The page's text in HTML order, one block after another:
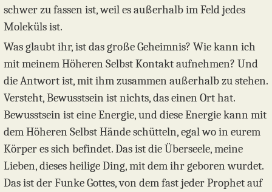
schwer zu fassen ist, weil es außerhalb im Feld jedes
Moleküls ist.
Was glaubt ihr, ist das große Geheimnis? Wie kann ich
mit meinem Höheren Selbst Kontakt aufnehmen? Und
die Antwort ist, mit ihm zusammen außerhalb zu stehen.
Versteht, Bewusstsein ist nichts, das einen Ort hat.
Bewusstsein ist eine Energie, und diese Energie kann mit
dem Höheren Selbst Hände schütteln, egal wo in eurem
Körper es sich befindet. Das ist die Überseele, meine
Lieben, dieses heilige Ding, mit dem ihr geboren wurdet.
Das ist der Funke Gottes, von dem fast jeder Prophet auf